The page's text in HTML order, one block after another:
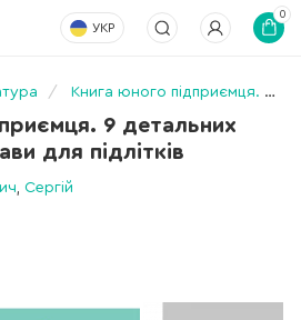
УКР
0
Книга юного підприємця. 9 детальних планів своєї справи для підлітків
9 детальних
для підлітків
, Сергій